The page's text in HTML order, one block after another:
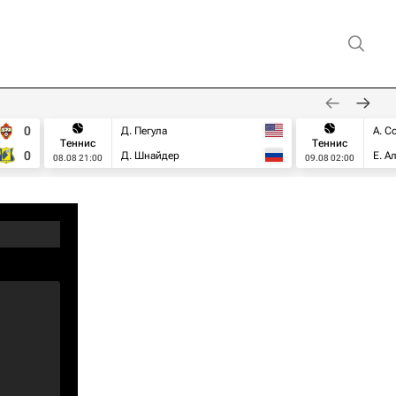
0
0
Теннис
08.08 21:00
Д. Пегула
Д. Шнайдер
Теннис
09.08 02:00
А.
Е.